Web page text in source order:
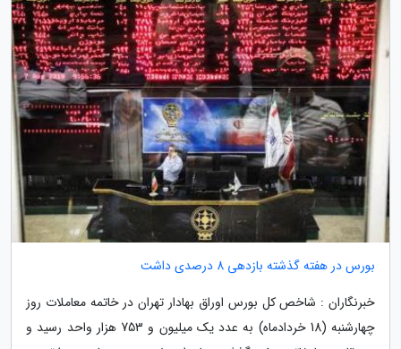
بورس در هفته گذشته بازدهی 8 درصدی داشت
خبرنگاران : شاخص کل بورس اوراق بهادار تهران در خاتمه معاملات روز
چهارشنبه (18 خردادماه) به عدد یک میلیون و 753 هزار واحد رسید و